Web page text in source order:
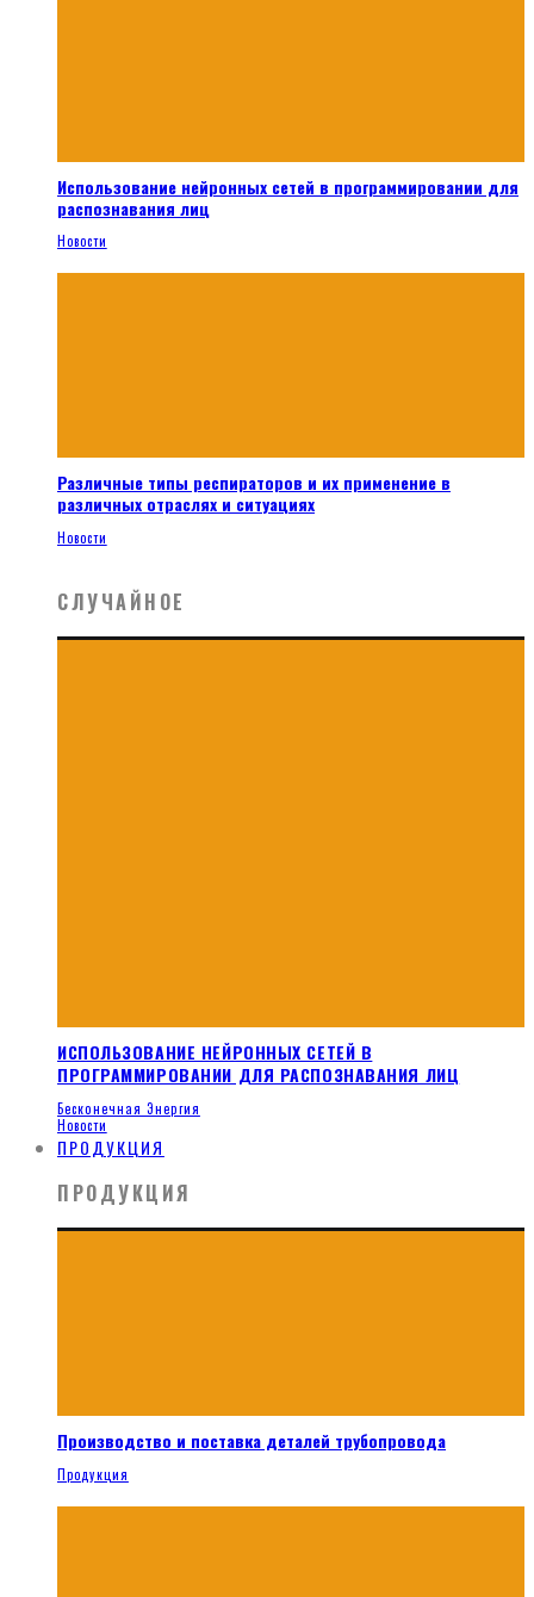
Использование нейронных сетей в программировании для
распознавания лиц
Новости
Различные типы респираторов и их применение в
различных отраслях и ситуациях
Новости
СЛУЧАЙНОЕ
ИСПОЛЬЗОВАНИЕ НЕЙРОННЫХ СЕТЕЙ В
ПРОГРАММИРОВАНИИ ДЛЯ РАСПОЗНАВАНИЯ ЛИЦ
Бесконечная Энергия
Новости
ПРОДУКЦИЯ
ПРОДУКЦИЯ
Производство и поставка деталей трубопровода
Продукция